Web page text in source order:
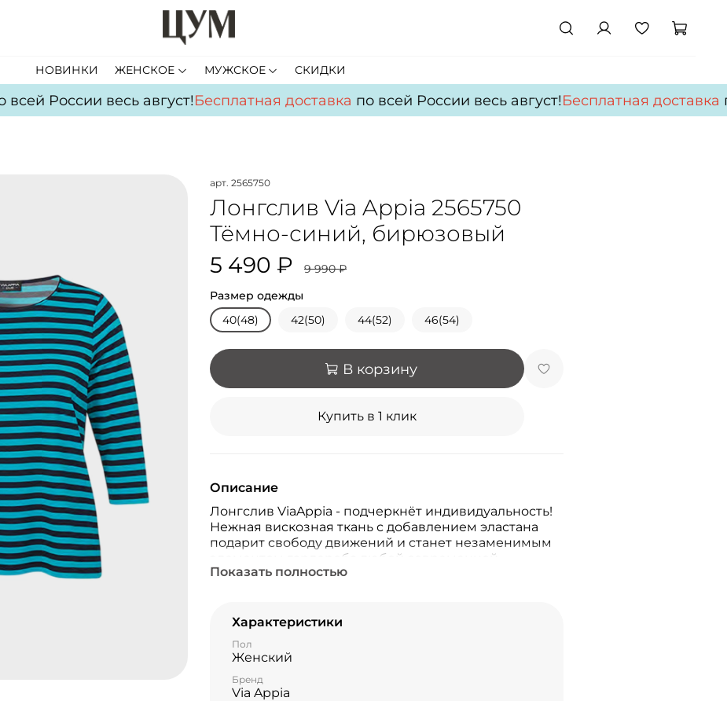
НОВИНКИ ЖЕНСКОЕ МУЖСКОЕ СКИДКИ
России весь август!Бесплатная доставкапо всей России весь август!Бесплатная доставкапо
арт. 2565750
Лонгслив Via Appia 2565750
Тёмно-синий, бирюзовый
5 490 ₽
9 990 ₽
Размер одежды
40(48)
42(50) 44(52) 46(54)
В корзину
Купить в 1 клик
Описание
Лонгслив ViaAppia - подчеркнёт индивидуальность!
Нежная вискозная ткань с добавлением эластана
подарит свободу движений и станет незаменимым
элементом гардероба любой современной
женщины!
Показать полностью
Характеристики
Пол
Женский
Бренд
Via Appia